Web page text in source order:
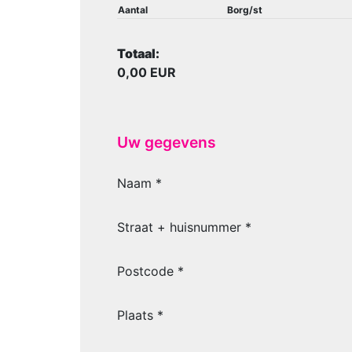
Aantal Borg/st
Totaal:
0,00 EUR
Uw gegevens
Naam *
Straat + huisnummer *
Postcode *
Plaats *